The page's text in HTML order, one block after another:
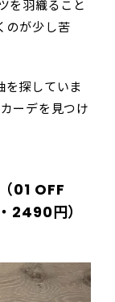
を羽織ること
のが少し苦
を探していま
ーデを見つけ
01 OFF
2490円）